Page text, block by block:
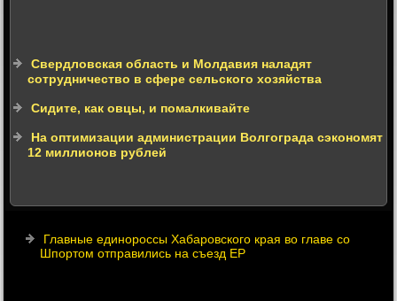
Свердловская область и Молдавия наладят
сотрудничество в сфере сельского хозяйства
Сидите, как овцы, и помалкивайте
На оптимизации администрации Волгограда сэкономят
12 миллионов рублей
Главные единороссы Хабаровского края во главе со
Шпортом отправились на съезд ЕР